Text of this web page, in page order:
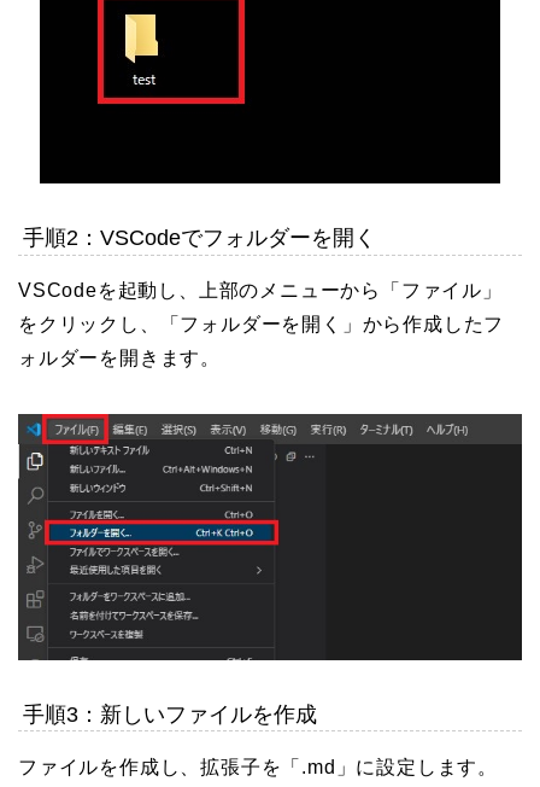
手順2：VSCodeでフォルダーを開く
VSCodeを起動し、上部のメニューから「ファイル」
をクリックし、「フォルダーを開く」から作成したフ
ォルダーを開きます。
手順3：新しいファイルを作成
ファイルを作成し、拡張子を「.md」に設定します。